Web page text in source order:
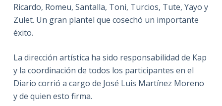
Ricardo, Romeu, Santalla, Toni, Turcios, Tute, Yayo y
Zulet. Un gran plantel que cosechó un importante
éxito.
La dirección artística ha sido responsabilidad de Kap
y la coordinación de todos los participantes en el
Diario corrió a cargo de José Luis Martínez Moreno
y de quien esto firma.